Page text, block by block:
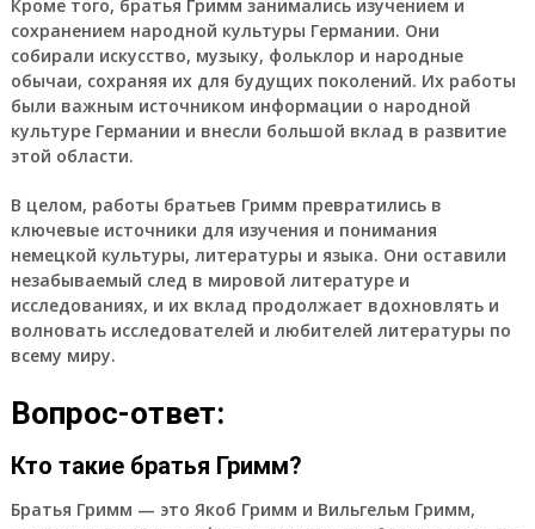
Кроме того, братья Гримм занимались изучением и
сохранением народной культуры Германии. Они
собирали искусство, музыку, фольклор и народные
обычаи, сохраняя их для будущих поколений. Их работы
были важным источником информации о народной
культуре Германии и внесли большой вклад в развитие
этой области.
В целом, работы братьев Гримм превратились в
ключевые источники для изучения и понимания
немецкой культуры, литературы и языка. Они оставили
незабываемый след в мировой литературе и
исследованиях, и их вклад продолжает вдохновлять и
волновать исследователей и любителей литературы по
всему миру.
Вопрос-ответ:
Кто такие братья Гримм?
Братья Гримм — это Якоб Гримм и Вильгельм Гримм,